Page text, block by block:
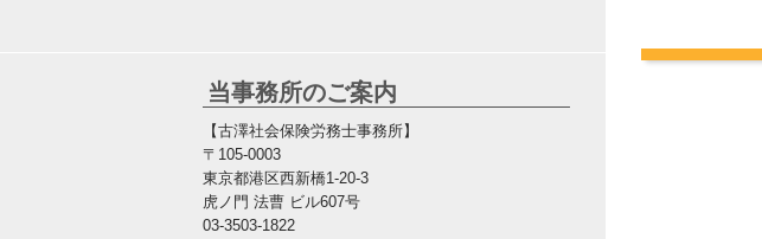
当事務所のご案内
【古澤社会保険労務士事務所】
〒105-0003
東京都港区西新橋1-20-3
虎ノ門 法曹 ビル607号
03-3503-1822